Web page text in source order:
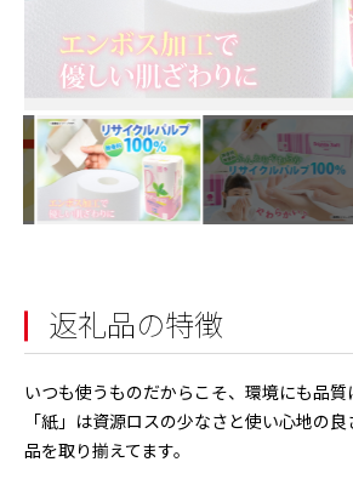
返礼品の特徴
いつも使うものだからこそ、環境にも品質
「紙」は資源ロスの少なさと使い心地の
品を取り揃えてます。